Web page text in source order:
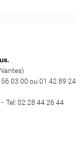
03 00 ou 01 42 89 24
Tel: 02 28 44 26 44